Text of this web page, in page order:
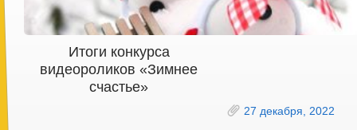
Итоги конкурса
видеороликов «Зимнее
счастье»
27 декабря, 2022